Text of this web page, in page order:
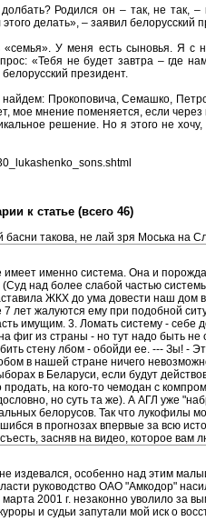
Родился он – так, не так,
делать», – заявил белорусский
«семья». У меня есть сыновья. Я
«Тебя не будет завтра – где
президент.
Прокоповича, Семашко,
мнение поменяется, если через
решение. Но я этого не
к статье (всего 46)
такова, не лай зря Моська на
именно система. Она и
над более слабой частью
ЖКХ до ума довести наш дом
лет жалуются ему при подобной
имущим. 3. Ломать систему - себе
из страны - но тут надо быть не
стену лбом - обойди ее. --- Зы! -
в нашей стране ничего
в Беларуси, если будут
на кого-то чемодан с
но суть та же). А АГЛ уже
белорусов. Так что лукофилы
в прогнозах впервые за всю
засняв на видео, которое вам
издевался, особенно над этим
руководство ОАО "Амкодор"
2001 г. незаконно уволило за
и судьи запутали мой иск о